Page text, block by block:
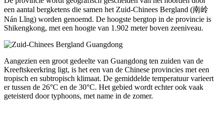
een aantal bergketens die samen het Zuid-Chinees Bergland (南岭
Nán Lǐng) worden genoemd. De hoogste bergtop in de provincie is
Shikengkong, met een hoogte van 1.902 meter boven zeeniveau.
Aangezien een groot gedeelte van Guangdong ten zuiden van de
Kreeftskeerkring ligt, is het een van de Chinese provincies met een
tropisch en subtropisch klimaat. De gemiddelde temperatuur varieert
er tussen de 26°C en de 30°C. Het gebied wordt echter ook vaak
geteisterd door typhoons, met name in de zomer.